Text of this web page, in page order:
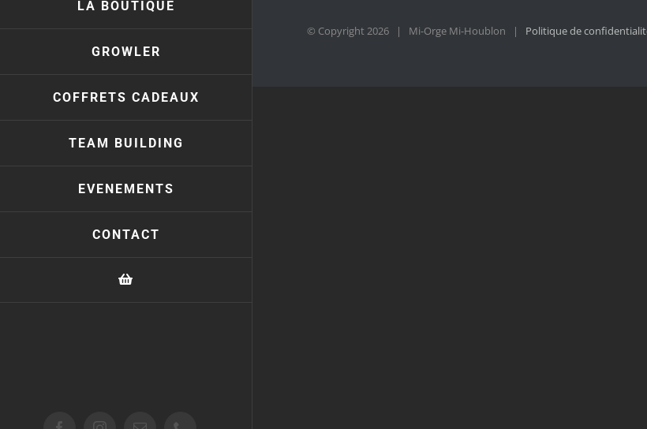
LA BOUTIQUE
GROWLER
COFFRETS CADEAUX
TEAM BUILDING
EVENEMENTS
CONTACT
© Copyright2026 | Mi-Orge Mi-Houblon | Politique de